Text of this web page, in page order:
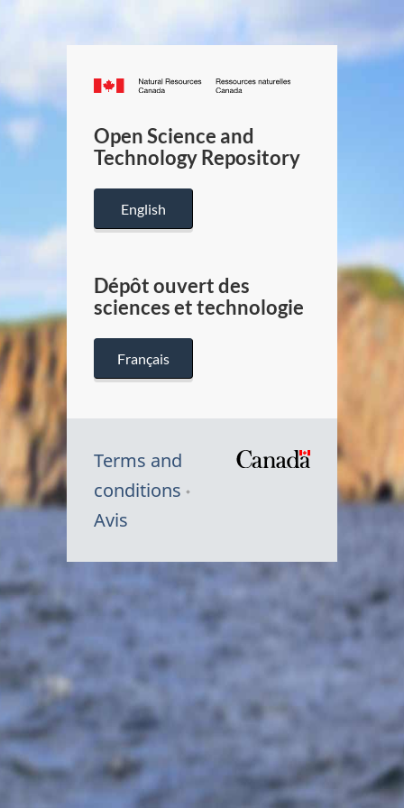
Canada.ca
/
Canada
Open Science and
Technology Repository
English
Dépôt ouvert des
sciences et technologie
Français
Terms and
conditions
Avis
Symbole
Canada